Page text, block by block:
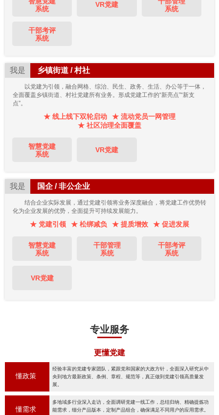
系统
VR党建
系统
干部考评
系统
我是 乡镇街道 / 村社
以党建为引领，融合网格、综治、民生、政务、生活、办公等于一体，
全面覆盖乡镇街道、村社党建所有业务。形成党建工作的“新亮点”“新支
点”。
★ 线上线下双轮启动
★ 流动党员一网管理
★ 社区治理全面覆盖
智慧党建
系统
VR党建
我是 国企 / 非公企业
结合企业实际发展，通过党建引领将业务深度融合，将党建工作优势转
化为企业发展的优势，全面提升可持续发展能力。
★ 党建引领 ★ 松绑减负 ★ 提质增效 ★ 促进发展
智慧党建
系统
干部管理
系统
干部考评
系统
VR党建
专业服务
更懂党建
懂政策
经验丰富的党建专家团队，紧跟党和国家的大政方针，全面深入研究从中
央到地方最新政策、条例、章程、规范等，真正做到党建引领高质量发
展。
懂需求
多地域多行业深入走访，全面调研党建一线工作，总结归纳、精确提炼功
能需求，细分产品版本，定制产品组合，确保满足不同用户的应用需求。